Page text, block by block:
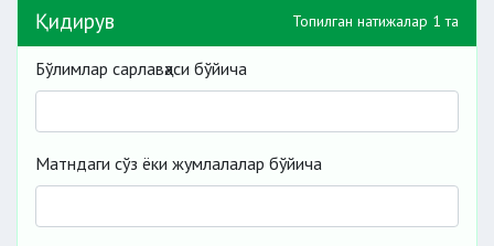
Қидирув Топилган натижалар 1 та
Бўлимлар сарлавҳаси бўйича
Матндаги сўз ёки жумлалалар бўйича